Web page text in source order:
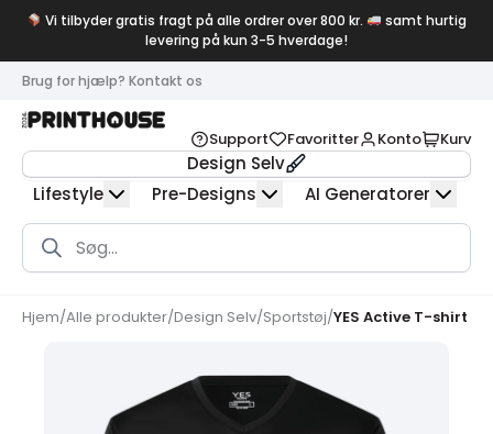
Vi tilbyder gratis fragt på alle ordrer over 800 kr.
samt hurtig
levering på kun 3-5 hverdage!
Brug for hjælp? Kontakt os
Support Favoritter Konto Kurv
Design Selv
Lifestyle
Pre-Designs AI Generatorer
Products
search
Hjem/Alle produkter/Design Selv/Sportstøj/YES Active T-shirt